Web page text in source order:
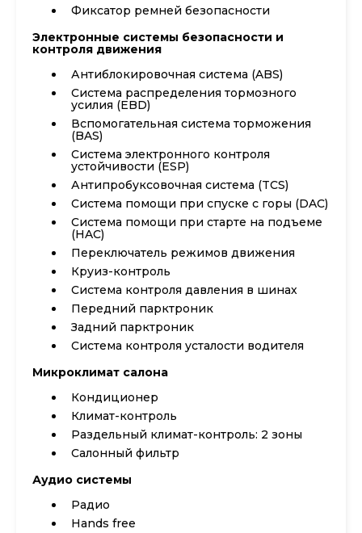
Фиксатор ремней безопасности
Электронные системы безопасности и
контроля движения
Антиблокировочная система (ABS)
Система распределения тормозного
усилия (EBD)
Вспомогательная система торможения
(BAS)
Система электронного контроля
устойчивости (ESP)
Антипробуксовочная система (TCS)
Система помощи при спуске с горы (DAC)
Система помощи при старте на подъеме
(HAC)
Переключатель режимов движения
Круиз-контроль
Система контроля давления в шинах
Передний парктроник
Задний парктроник
Система контроля усталости водителя
Микроклимат салона
Кондиционер
Климат-контроль
Раздельный климат-контроль: 2 зоны
Салонный фильтр
Аудио системы
Радио
Hands free